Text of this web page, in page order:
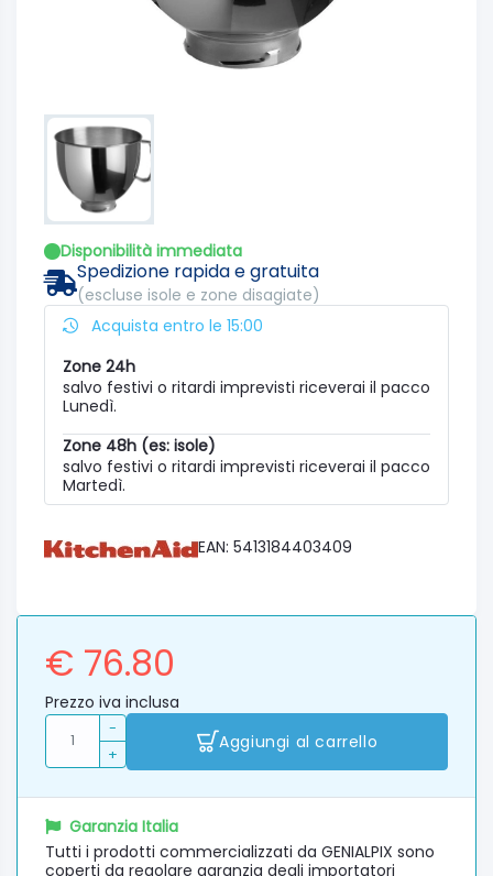
Disponibilità immediata
Spedizione rapida e gratuita
(escluse isole e zone disagiate)
Acquista entro le 15:00
Zone 24h
salvo festivi o ritardi imprevisti riceverai il pacco
Lunedì.
Zone 48h (es: isole)
salvo festivi o ritardi imprevisti riceverai il pacco
Martedì.
EAN: 5413184403409
€ 76.80
Prezzo iva inclusa
-
+
Aggiungi al carrello
Garanzia Italia
Tutti i prodotti commercializzati da GENIALPIX sono
coperti da regolare garanzia degli importatori